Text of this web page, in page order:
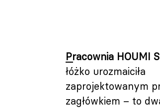
Pracownia HOUMI
łóżko urozmaiciła
zaprojektowanym
zagłówkiem – to